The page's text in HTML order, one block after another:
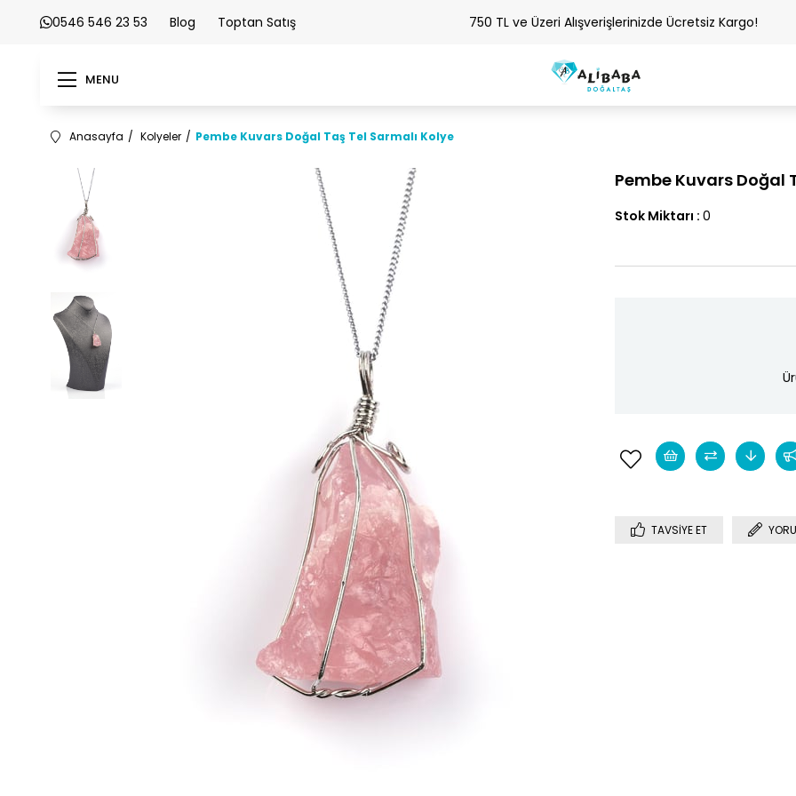
0546 546 23 53 Blog Toptan Satış 750 TL ve Üzeri Alışverişlerinizde Ücretsiz Kargo!
MENU
Anasayfa Kolyeler Pembe Kuvars Doğal Taş Tel Sarmalı Kolye
Pembe Kuvars Doğal
Stok Miktarı : 0
TAVSIYE ET